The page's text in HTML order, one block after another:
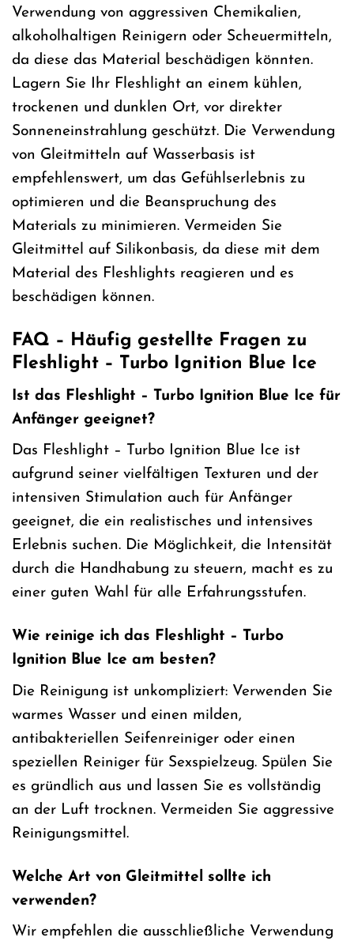
Verwendung von aggressiven Chemikalien,
alkoholhaltigen Reinigern oder Scheuermitteln,
da diese das Material beschädigen könnten.
Lagern Sie Ihr Fleshlight an einem kühlen,
trockenen und dunklen Ort, vor direkter
Sonneneinstrahlung geschützt. Die Verwendung
von Gleitmitteln auf Wasserbasis ist
empfehlenswert, um das Gefühlserlebnis zu
optimieren und die Beanspruchung des
Materials zu minimieren. Vermeiden Sie
Gleitmittel auf Silikonbasis, da diese mit dem
Material des Fleshlights reagieren und es
beschädigen können.
FAQ – Häufig gestellte Fragen zu
Fleshlight – Turbo Ignition Blue Ice
Ist das Fleshlight – Turbo Ignition Blue Ice für
Anfänger geeignet?
Das Fleshlight – Turbo Ignition Blue Ice ist
aufgrund seiner vielfältigen Texturen und der
intensiven Stimulation auch für Anfänger
geeignet, die ein realistisches und intensives
Erlebnis suchen. Die Möglichkeit, die Intensität
durch die Handhabung zu steuern, macht es zu
einer guten Wahl für alle Erfahrungsstufen.
Wie reinige ich das Fleshlight – Turbo
Ignition Blue Ice am besten?
Die Reinigung ist unkompliziert: Verwenden Sie
warmes Wasser und einen milden,
antibakteriellen Seifenreiniger oder einen
speziellen Reiniger für Sexspielzeug. Spülen Sie
es gründlich aus und lassen Sie es vollständig
an der Luft trocknen. Vermeiden Sie aggressive
Reinigungsmittel.
Welche Art von Gleitmittel sollte ich
verwenden?
Wir empfehlen die ausschließliche Verwendung